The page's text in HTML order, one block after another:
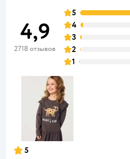
4,9
2718 отзывов
5
4
3
2
1
5